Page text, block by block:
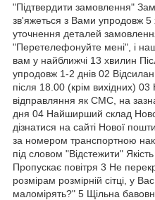
"Підтвердити замовлення"
зв'яжеться з Вами упродовж 5
уточнення деталей
"Перетелефонуйте мені", і
вам у найближчі 13 хвилин
упродовж 1-2 днів 02
після 18.00 (крім вихідних)
відправляння як СМС, на
дня 04 Найширший склад
дізнатися на сайті Нової
за номером транспортною
під словом "Відстежити"
Пропускає повітря 3 Не
розмірам розмірній сітці, у
маломірять?" 5 Щільна